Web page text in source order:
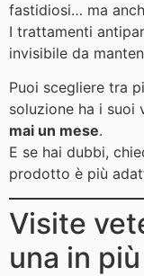
fastidiosi… ma
I trattamenti
invisibile da
Puoi scegliere tra
soluzione ha i suoi
mai un mese.
E se hai dubbi,
prodotto è più
Visite
una in